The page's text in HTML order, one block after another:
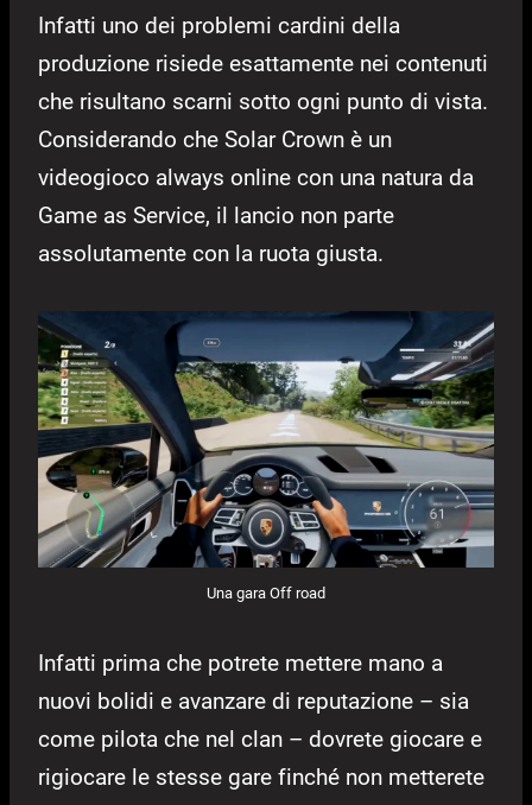
Infatti uno dei problemi cardini della
produzione risiede esattamente nei contenuti
che risultano scarni sotto ogni punto di vista.
Considerando che Solar Crown è un
videogioco always online con una natura da
Game as Service, il lancio non parte
assolutamente con la ruota giusta.
Una gara Off road
Infatti prima che potrete mettere mano a
nuovi bolidi e avanzare di reputazione – sia
come pilota che nel clan – dovrete giocare e
rigiocare le stesse gare finché non metterete